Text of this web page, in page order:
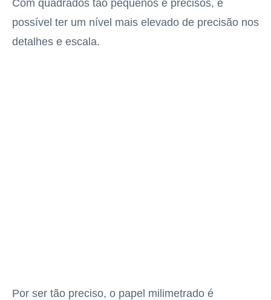
Com quadrados tão pequenos e precisos, é
possível ter um nível mais elevado de precisão nos
detalhes e escala.
Por ser tão preciso, o papel milimetrado é